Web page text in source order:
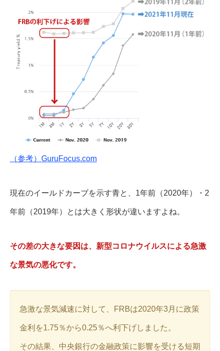
（参考）GuruFocus.com
現在のイールドカーブを示す青と、1年前（2020年）・2
年前（2019年）とは大きく形状が違いますよね。
その差の大きな要因は、新型コロナウイルスによる急激
な景気の悪化です。
急激な景気減速に対して、FRBは2020年3月に政策
金利を1.75％から0.25％へ利下げしました。
その結果、中央銀行の金融政策に影響を受ける短期